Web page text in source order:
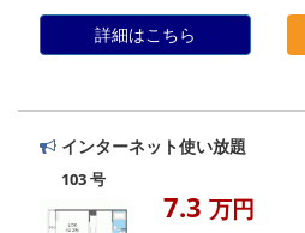
詳細はこちら
インターネット使い放題
103 号
7.3 万円